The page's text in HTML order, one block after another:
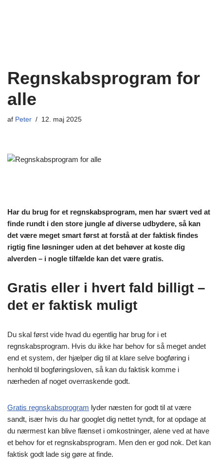
Regnskabsprogram for
alle
af Peter 12. maj 2025
Har du brug for et regnskabsprogram, men har svært ved at
finde rundt i den store jungle af diverse udbydere, så kan
det være meget smart først at forstå at der faktisk findes
rigtig fine løsninger uden at det behøver at koste dig
alverden – i nogle tilfælde kan det være gratis.
Gratis eller i hvert fald billigt –
det er faktisk muligt
Du skal først vide hvad du egentlig har brug for i et
regnskabsprogram. Hvis du ikke har behov for så meget andet
end et system, der hjælper dig til at klare selve bogføring i
henhold til bogføringsloven, så kan du faktisk komme i
nærheden af noget overraskende godt.
Gratis regnskabsprogram lyder næsten for godt til at være
sandt, især hvis du har googlet dig nettet tyndt, for at opdage at
du nærmest kan blive flænset i omkostninger, alene ved at have
et behov for et regnskabsprogram. Men den er god nok. Det kan
faktisk godt lade sig gøre at finde.